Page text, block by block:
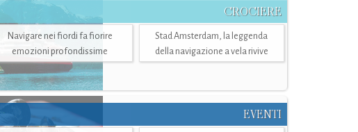
CROCIERE
Navigare nei fiordi fa fiorire
emozioni profondissime
Stad Amsterdam, la leggenda
della navigazione a vela rivive
EVENTI